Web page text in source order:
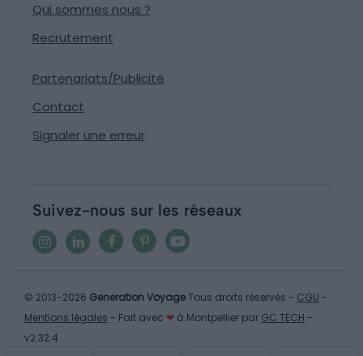
Qui sommes nous ?
Recrutement
Partenariats/Publicité
Contact
Signaler une erreur
Suivez-nous sur les réseaux
© 2013-2026 Generation VoyageTous droits réservés - CGU -
Mentions légales - Fait avec ❤ à Montpellier par GC TECH -
v2.32.4